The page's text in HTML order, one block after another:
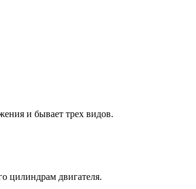
и бывает трех видов.
цилиндрам двигателя.